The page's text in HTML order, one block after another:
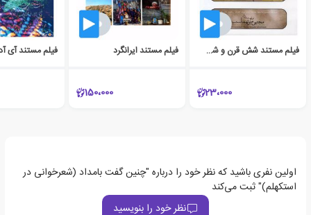
فیلم مستند شش قرن و شش سال
23،000
فیلم مستند ایرانگرد
150،000
فیلم مستند آی
اولین نفری باشید که نظر خود را درباره "چنین گفت بامداد (شعرخوانی در
استکهلم)" ثبت می‌کند
نظر خود را بنویسید